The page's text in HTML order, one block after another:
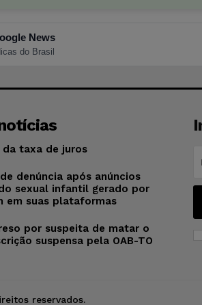
News
do Brasil
da taxa de juros
denúncia após anúncios
sexual infantil gerado por
em suas plataformas
por suspeita de matar o
suspensa pela OAB-TO
reservados.